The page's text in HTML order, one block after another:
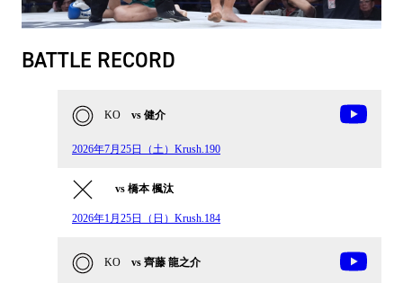
BATTLE RECORD
KO vs 健介
2026年7月25日（土）Krush.190
vs 橋本 楓汰
2026年1月25日（日）Krush.184
KO vs 齊藤 龍之介